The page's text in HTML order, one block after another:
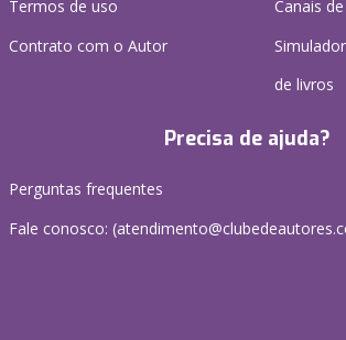
Termos de uso
Contrato com o Autor
Canais
de livros
Precisa de ajuda?
Perguntas frequentes
Fale conosco: